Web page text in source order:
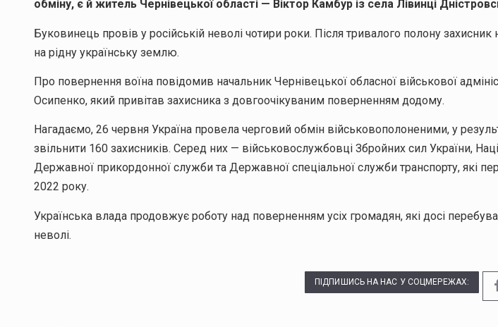
обміну, є й житель Чернівецької області — Віктор Камбур із села Лівинці
Буковинець провів у російській неволі чотири роки. Після тривалого полону
на рідну українську землю.
Про повернення воїна повідомив начальник Чернівецької обласної військової
Осипенко, який привітав захисника з довгоочікуваним поверненням додому.
Нагадаємо, 26 червня Україна провела черговий обмін військовополоненими, у
звільнити 160 захисників. Серед них — військовослужбовці Збройних сил України,
Державної прикордонної служби та Державної спеціальної служби транспорту, які
2022 року.
Українська влада продовжує роботу над поверненням усіх громадян, які досі
неволі.
ПІДПИШИСЬ НА НАС У СОЦМЕРЕЖАХ: